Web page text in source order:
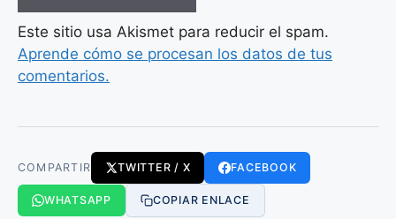
Este sitio usa Akismet para reducir el spam.
Aprende cómo se procesan los datos de tus
comentarios.
COMPARTIR TWITTER / X FACEBOOK
WHATSAPP COPIAR ENLACE